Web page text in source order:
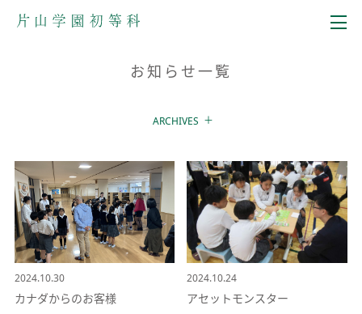
お知らせ一覧
ARCHIVES
2024.10.30
カナダからのお客様
2024.10.24
アセットモンスター